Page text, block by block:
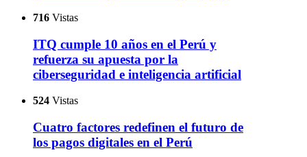
716 Vistas
ITQ cumple 10 años en el Perú y
refuerza su apuesta por la
ciberseguridad e inteligencia artificial
524 Vistas
Cuatro factores redefinen el futuro de
los pagos digitales en el Perú